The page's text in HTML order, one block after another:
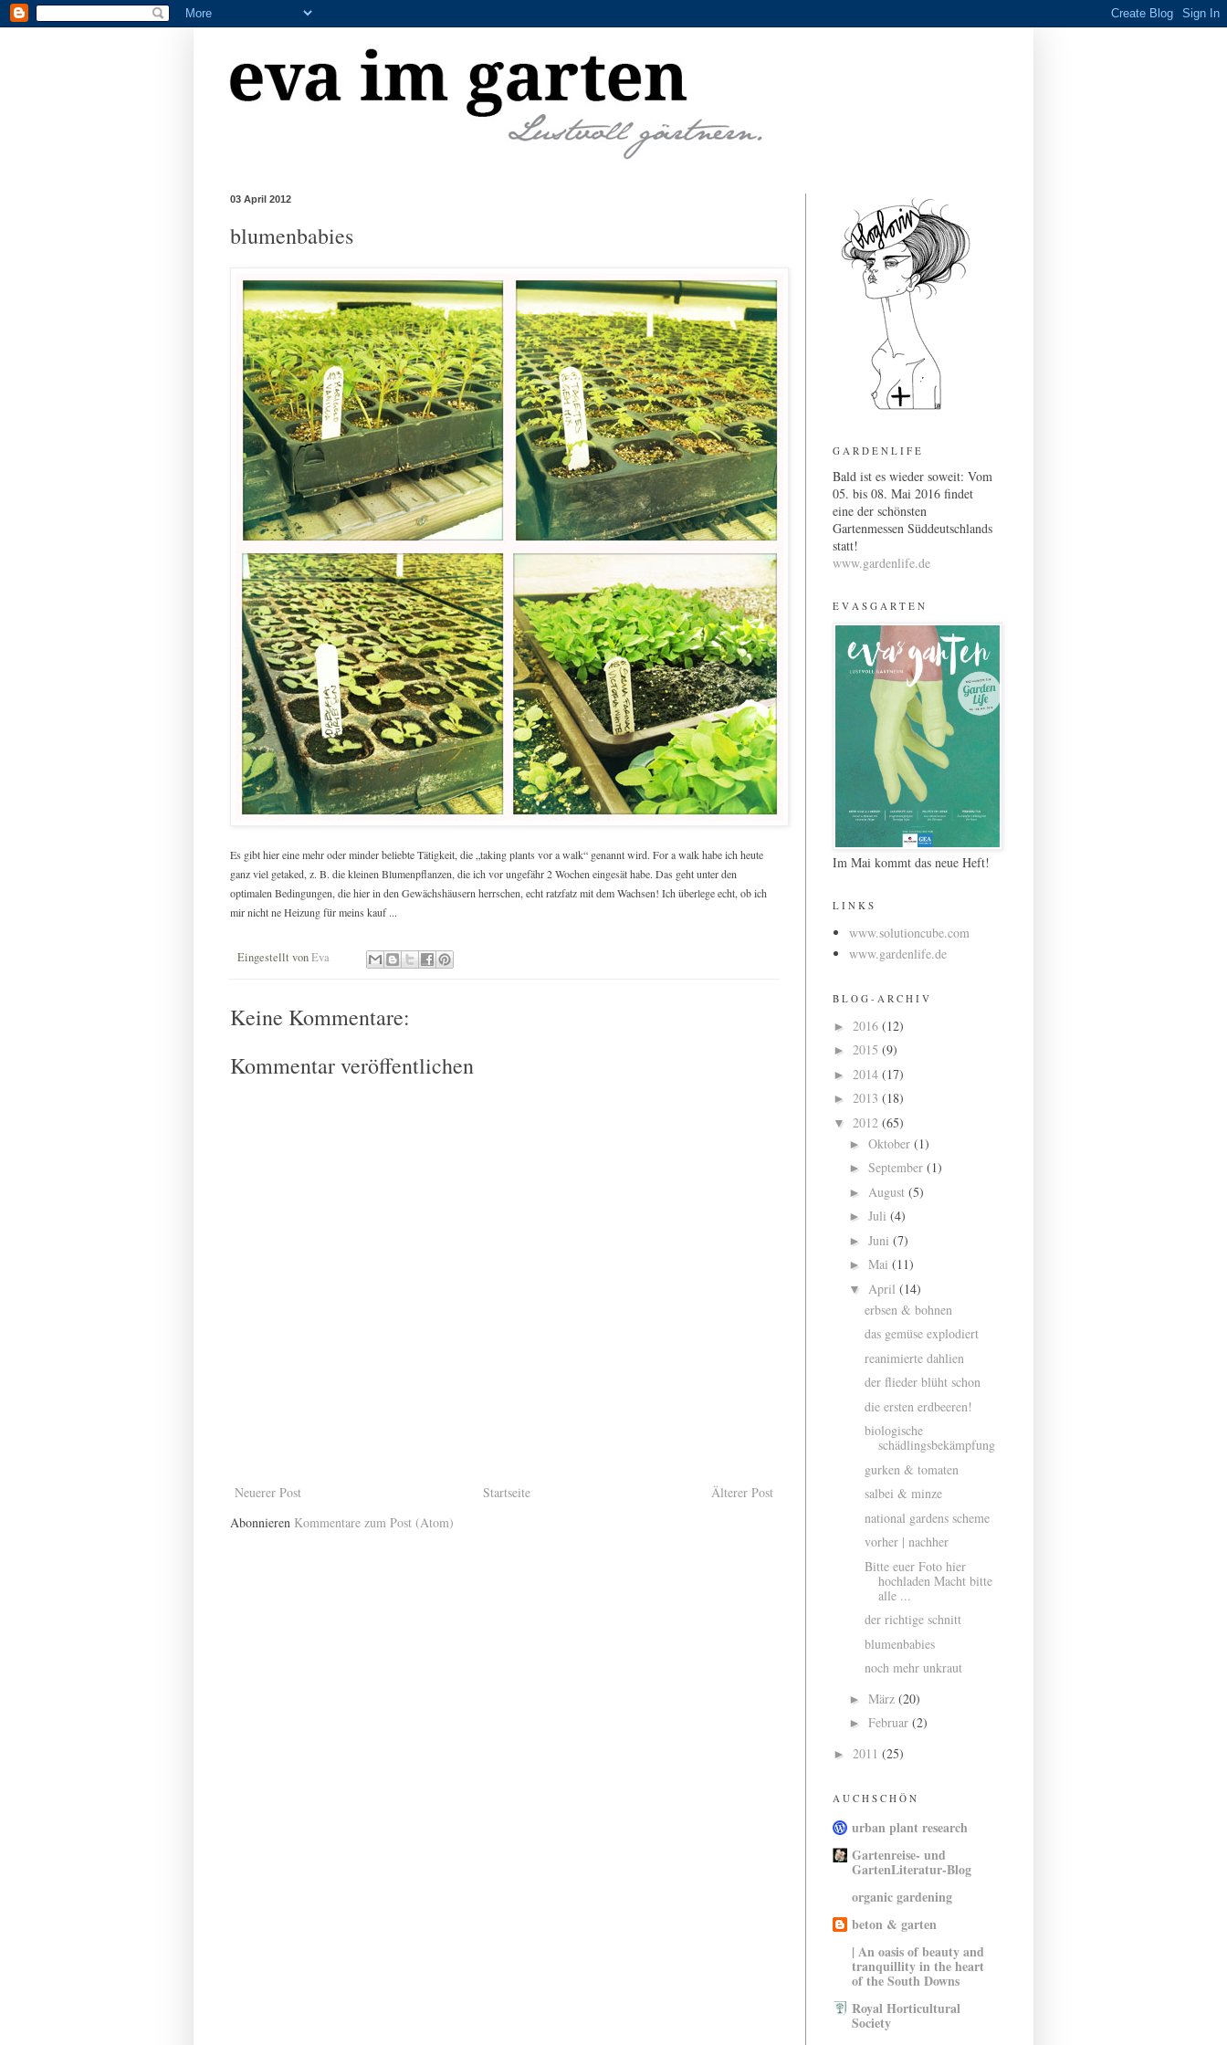
03 April 2012
blumenbabies
Es gibt hier eine mehr oder minder beliebte Tätigkeit, die „taking plants vor a walk“ genannt wird. For a walk habe ich heute
ganz viel getaked, z. B. die kleinen Blumenpflanzen, die ich vor ungefähr 2 Wochen eingesät habe. Das geht unter den
optimalen Bedingungen, die hier in den Gewächshäusern herrschen, echt ratzfatz mit dem Wachsen! Ich überlege echt, ob ich
mir nicht ne Heizung für meins kauf ...
Eingestellt vonEva
Keine Kommentare:
Kommentar veröffentlichen
Neuerer Post Älterer Post
Startseite
Abonnieren Kommentare zum Post (Atom)
G A R D E N L I F E
Bald ist es wieder soweit: Vom
05. bis 08. Mai 2016 findet
eine der schönsten
Gartenmessen Süddeutschlands
statt!
www.gardenlife.de
E V A S G A R T E N
Im Mai kommt das neue Heft!
L I N K S
www.solutioncube.com
www.gardenlife.de
B L O G - A R C H I V
► 2016 (12)
► 2015 (9)
► 2014 (17)
► 2013 (18)
▼ 2012 (65)
► Oktober (1)
► September (1)
► August (5)
► Juli (4)
► Juni (7)
► Mai (11)
▼ April (14)
erbsen & bohnen
das gemüse explodiert
reanimierte dahlien
der flieder blüht schon
die ersten erdbeeren!
biologische
schädlingsbekämpfung
gurken & tomaten
salbei & minze
national gardens scheme
vorher | nachher
Bitte euer Foto hier
hochladen Macht bitte
alle ...
der richtige schnitt
blumenbabies
noch mehr unkraut
► März (20)
► Februar (2)
► 2011 (25)
A U C H S C H Ö N
urban plant research
Gartenreise- und
GartenLiteratur-Blog
organic gardening
beton & garten
| An oasis of beauty and
tranquillity in the heart
of the South Downs
Royal Horticultural
Society